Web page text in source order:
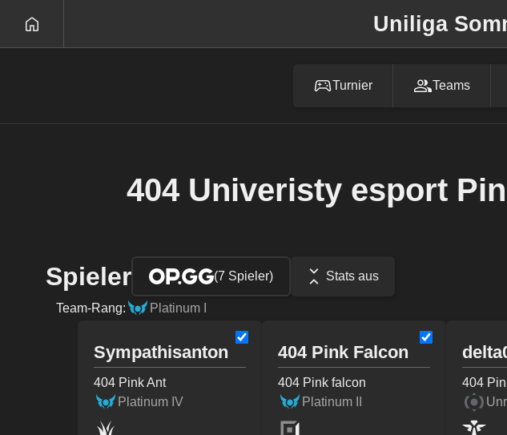
Uniliga
Turnier Teams
404 Univeristy esport
Spieler (7 Spieler) Stats aus
Team-Rang: Platinum I
Sympathisanton
404 Pink Ant
Platinum IV
404 Pink Falcon
404 Pink falcon
Platinum II
404